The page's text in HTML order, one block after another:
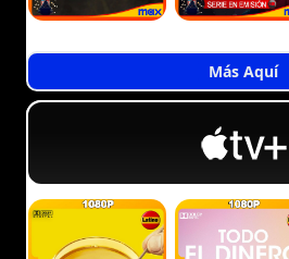
Más Aquí